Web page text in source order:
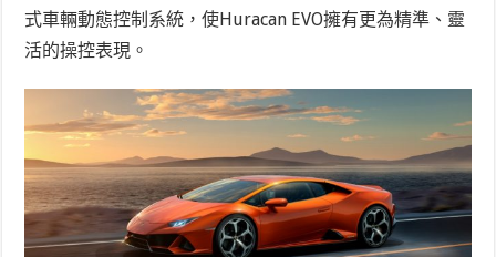
式車輛動態控制系統，使Huracan EVO擁有更為精準、靈
活的操控表現。